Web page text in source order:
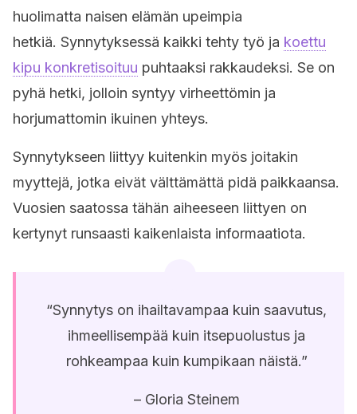
huolimatta naisen elämän upeimpia
hetkiä. Synnytyksessä kaikki tehty työ ja koettu
kipu konkretisoituu puhtaaksi rakkaudeksi. Se on
pyhä hetki, jolloin syntyy virheettömin ja
horjumattomin ikuinen yhteys.
Synnytykseen liittyy kuitenkin myös joitakin
myyttejä, jotka eivät välttämättä pidä paikkaansa.
Vuosien saatossa tähän aiheeseen liittyen on
kertynyt runsaasti kaikenlaista informaatiota.
“Synnytys on ihailtavampaa kuin saavutus,
ihmeellisempää kuin itsepuolustus ja
rohkeampaa kuin kumpikaan näistä.”
– Gloria Steinem